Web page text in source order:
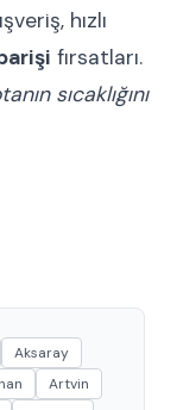
hızlı
fırsatları.
sıcaklığını
Aksaray
Artvin